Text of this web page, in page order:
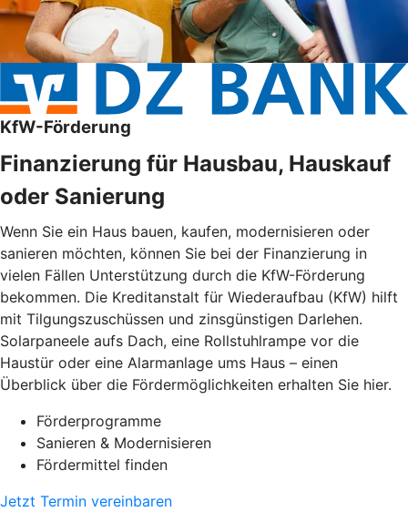
KfW-Förderung
Finanzierung für Hausbau, Hauskauf
oder Sanierung
Wenn Sie ein Haus bauen, kaufen, modernisieren oder
sanieren möchten, können Sie bei der Finanzierung in
vielen Fällen Unterstützung durch die KfW-Förderung
bekommen. Die Kreditanstalt für Wiederaufbau (KfW) hilft
mit Tilgungszuschüssen und zinsgünstigen Darlehen.
Solarpaneele aufs Dach, eine Rollstuhlrampe vor die
Haustür oder eine Alarmanlage ums Haus – einen
Überblick über die Fördermöglichkeiten erhalten Sie hier.
Förderprogramme
Sanieren & Modernisieren
Fördermittel finden
Jetzt Termin vereinbaren